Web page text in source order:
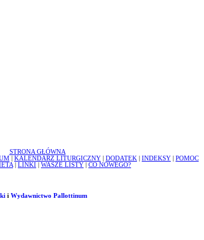
STRONA GŁÓWNA
KALENDARZ LITURGICZNY DODATEK INDEKSY
POMOC
LINKI WASZE LISTY CO NOWEGO?
i Wydawnictwo Pallottinum